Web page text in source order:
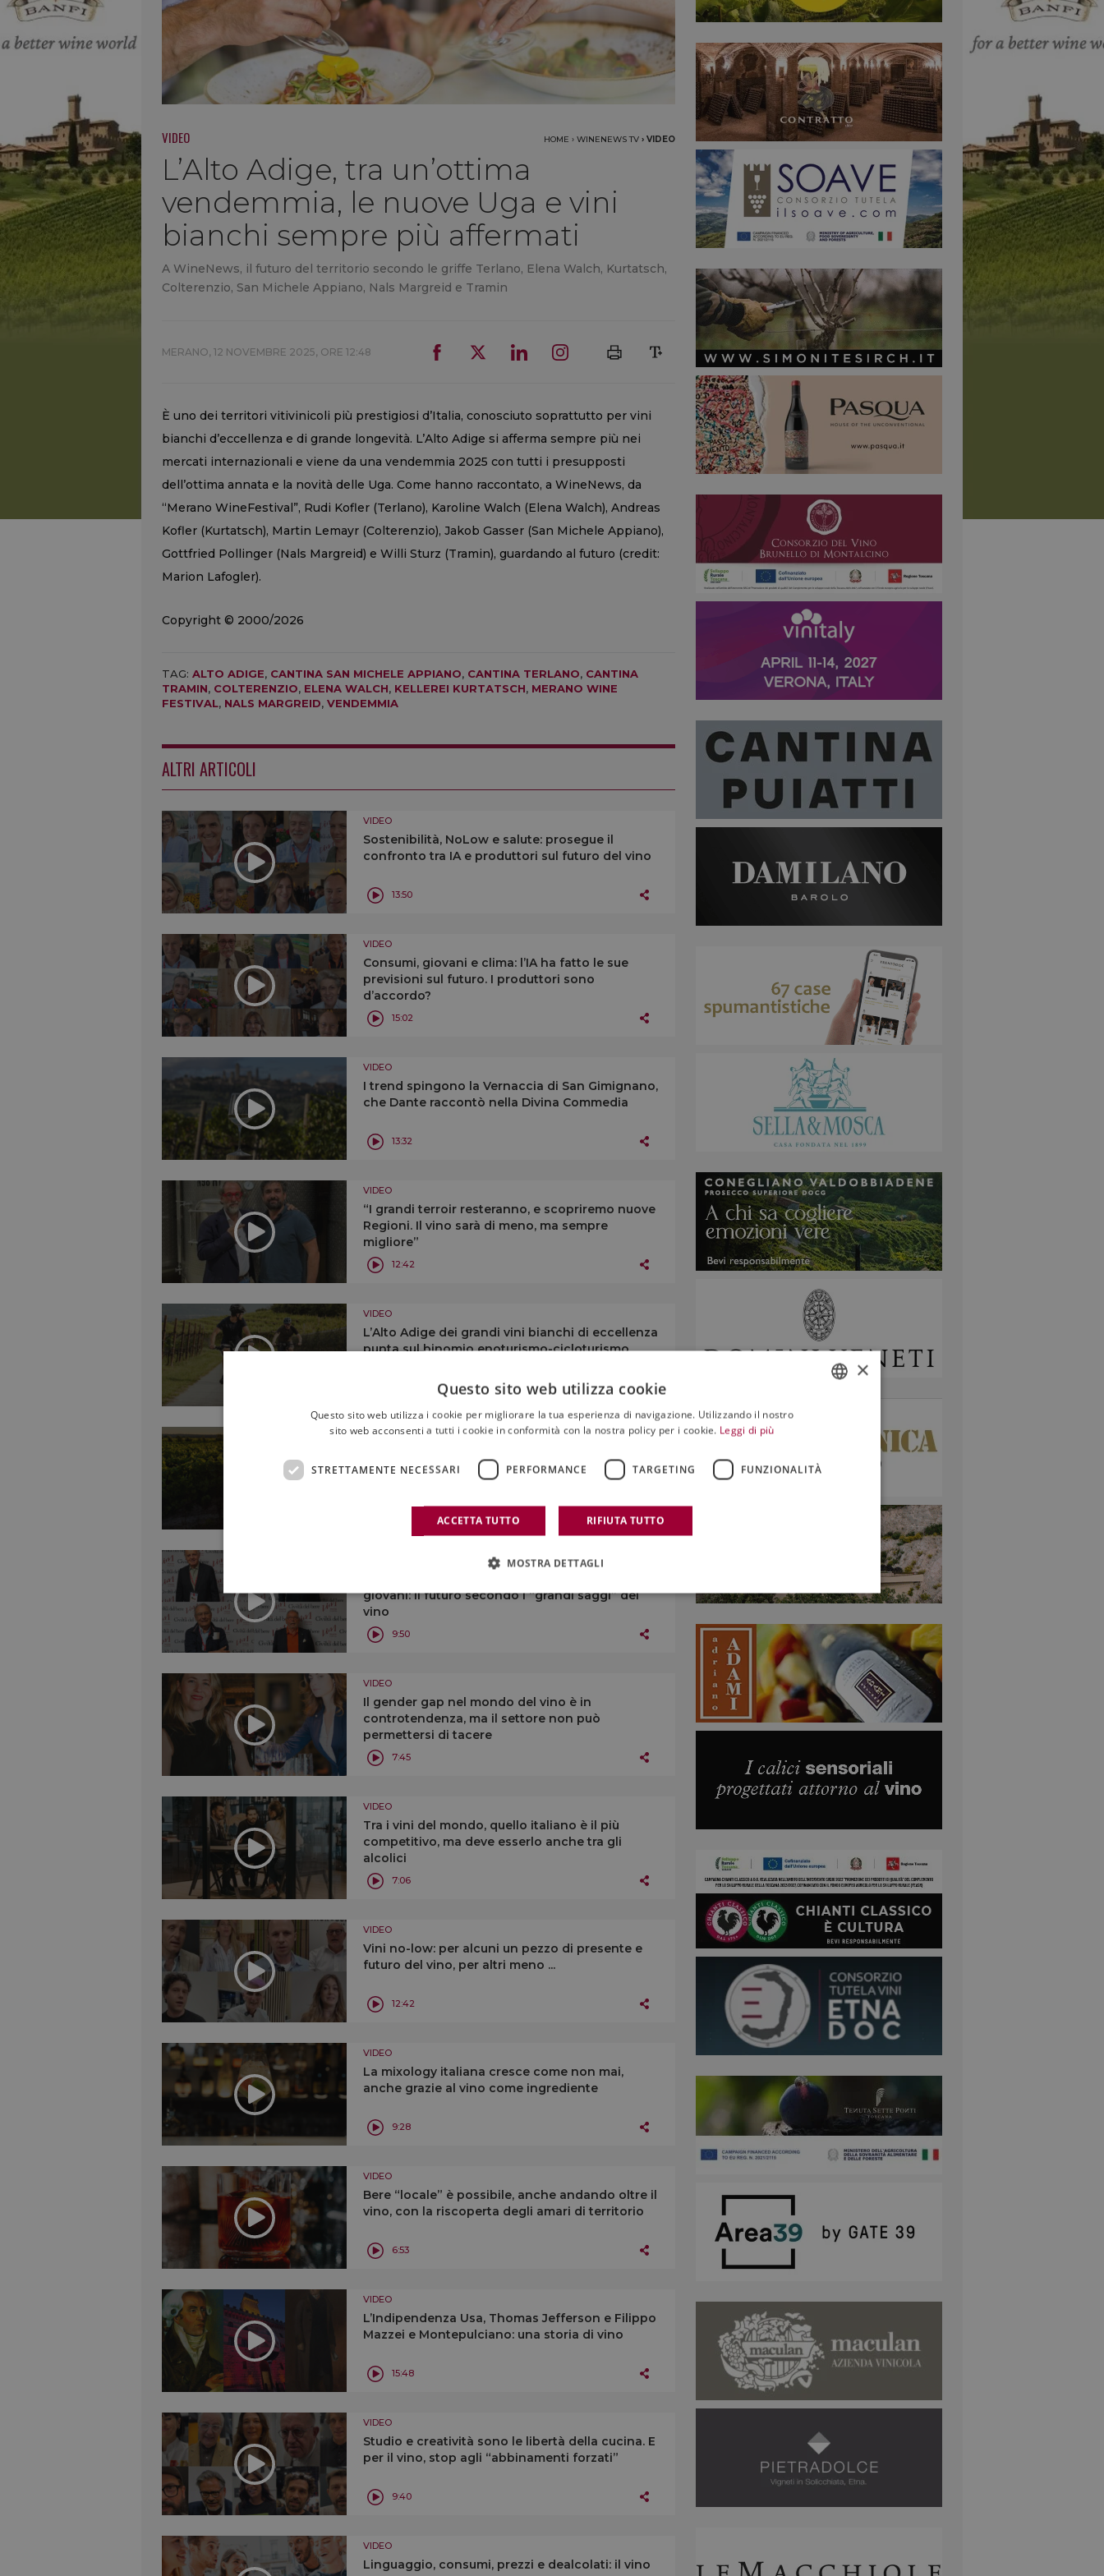
VIDEO HOME › WINENEWS TV › VIDEO
L’Alto Adige, tra un’ottima
vendemmia, le nuove Uga e vini
bianchi sempre più affermati
A WineNews, il futuro del territorio secondo le griffe Terlano, Elena Walch, Kurtatsch,
Colterenzio, San Michele Appiano, Nals Margreid e Tramin
MERANO, 12 NOVEMBRE 2025, ORE 12:48
È uno dei territori vitivinicoli più prestigiosi d’Italia, conosciuto soprattutto per vini
bianchi d’eccellenza e di grande longevità. L’Alto Adige si afferma sempre più nei
mercati internazionali e viene da una vendemmia 2025 con tutti i presupposti
dell’ottima annata e la novità delle Uga. Come hanno raccontato, a WineNews, da
“Merano WineFestival”, Rudi Kofler (Terlano), Karoline Walch (Elena Walch), Andreas
Kofler (Kurtatsch), Martin Lemayr (Colterenzio), Jakob Gasser (San Michele Appiano),
Gottfried Pollinger (Nals Margreid) e Willi Sturz (Tramin), guardando al futuro (credit:
Marion Lafogler).
Copyright © 2000/2026
TAG: ALTO ADIGE, CANTINA SAN MICHELE APPIANO, CANTINA TERLANO, CANTINA
TRAMIN, COLTERENZIO, ELENA WALCH, KELLEREI KURTATSCH, MERANO WINE
FESTIVAL, NALS MARGREID, VENDEMMIA
ALTRI ARTICOLI
VIDEO
Sostenibilità, NoLow e salute: prosegue il
confronto tra IA e produttori sul futuro del vino
13:50
VIDEO
Consumi, giovani e clima: l’IA ha fatto le sue
previsioni sul futuro. I produttori sono
d’accordo?
15:02
VIDEO
I trend spingono la Vernaccia di San Gimignano,
che Dante raccontò nella Divina Commedia
13:32
VIDEO
“I grandi terroir resteranno, e scopriremo nuove
Regioni. Il vino sarà di meno, ma sempre
migliore”
12:42
VIDEO
L’Alto Adige dei grandi vini bianchi di eccellenza
punta sul binomio enoturismo-cicloturismo
VIDEO
Oltre il presente: la grande sfida del vino resta la
gestione del “cambiamento climatico”
giovani: il futuro secondo i “grandi saggi” del
vino
9:50
VIDEO
Il gender gap nel mondo del vino è in
controtendenza, ma il settore non può
permettersi di tacere
7:45
VIDEO
Tra i vini del mondo, quello italiano è il più
competitivo, ma deve esserlo anche tra gli
alcolici
7:06
VIDEO
Vini no-low: per alcuni un pezzo di presente e
futuro del vino, per altri meno ...
12:42
VIDEO
La mixology italiana cresce come non mai,
anche grazie al vino come ingrediente
9:28
VIDEO
Bere “locale” è possibile, anche andando oltre il
vino, con la riscoperta degli amari di territorio
6:53
VIDEO
L’Indipendenza Usa, Thomas Jefferson e Filippo
Mazzei e Montepulciano: una storia di vino
15:48
VIDEO
Studio e creatività sono le libertà della cucina. E
per il vino, stop agli “abbinamenti forzati”
9:40
VIDEO
Linguaggio, consumi, prezzi e dealcolati: il vino
×
Questo sito web utilizza cookie
Questo sito web utilizza i cookie per migliorare la tua esperienza di navigazione. Utilizzando il nostro
sito web acconsenti a tutti i cookie in conformità con la nostra policy per i cookie. Leggi di più
STRETTAMENTE NECESSARI PERFORMANCE TARGETING FUNZIONALITÀ
ACCETTA TUTTO RIFIUTA TUTTO
MOSTRA DETTAGLI